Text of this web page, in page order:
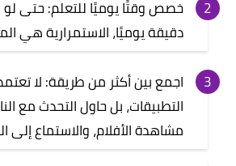
دقيقة يوميًا، الاستمرارية هي
اجمع بين أكثر من طريقة: لا
التطبيقات، بل حاول التحدث مع
مشاهدة الأفلام، والاستماع إلى